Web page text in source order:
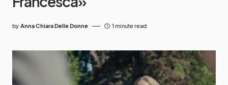
by Anna Chiara Delle Donne 1 minute read